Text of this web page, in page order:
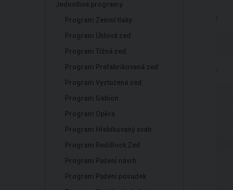
Jednotlivé programy
Program Zemní tlaky
Program Úhlová zeď
Program Tížná zeď
Program Prefabrikovaná zeď
Program Vyztužená zeď
Program Gabion
Program Opěra
Program Hřebíkovaný svah
Program RediRock Zeď
Program Pažení návrh
Program Pažení posudek